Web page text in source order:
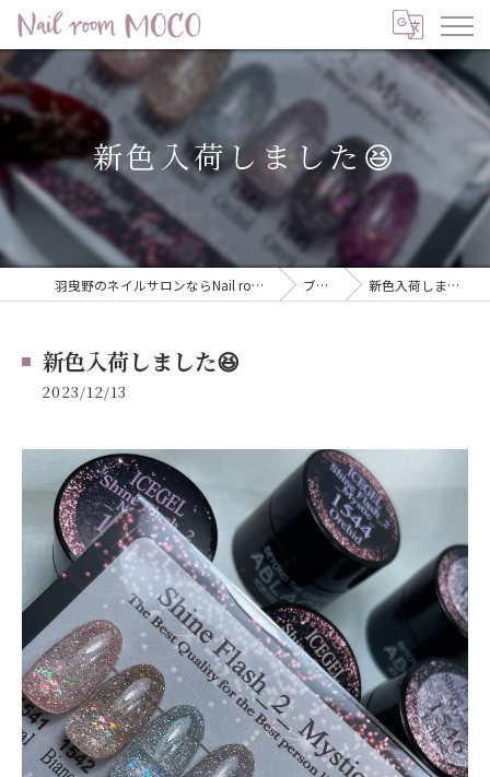
新色入荷しました😆
羽曳野のネイルサロンならNail room MOCO ブログ 新色入荷しました😆
新色入荷しました😆
2023/12/13